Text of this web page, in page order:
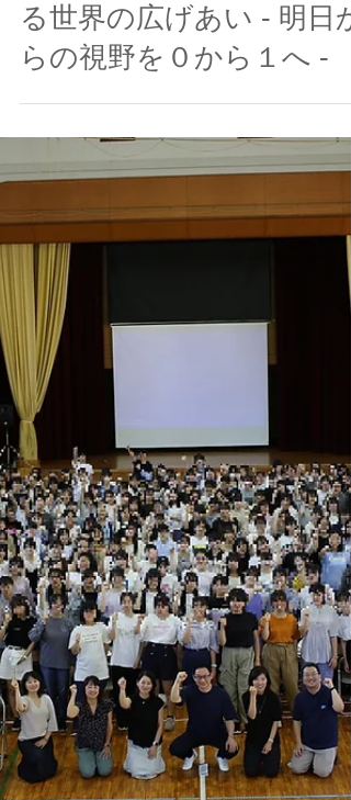
JSBN
2023年10月28日
読了時間: 5分
【ハイブリッド開催報告】
和歌山県立田辺高校 見え
る世界の広げあい - 明日か
らの視野を０から１へ -